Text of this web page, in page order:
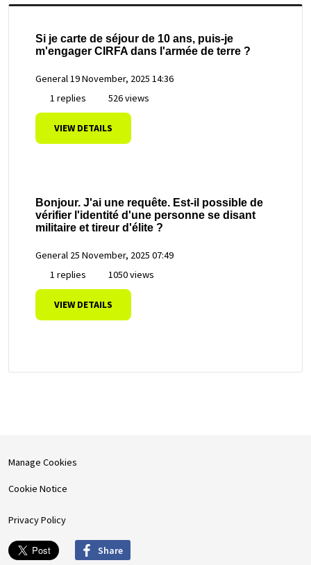
Si je carte de séjour de 10 ans, puis-je
m'engager CIRFA dans l'armée de terre ?
General19 November, 2025 14:36
1 replies
526 views
VIEW DETAILS
Bonjour. J'ai une requête. Est-il possible de
vérifier l'identité d'une personne se disant
militaire et tireur d'élite ?
General 25 November, 2025 07:49
1 replies
1050 views
VIEW DETAILS
Manage Cookies
Cookie Notice
Privacy Policy
Share